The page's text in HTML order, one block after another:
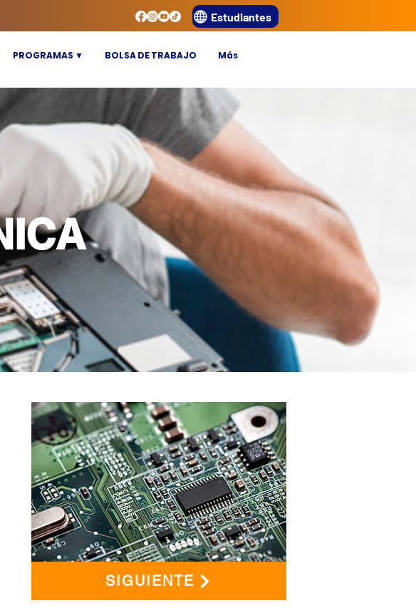
Estudiantes
PROGRAMAS ▼ BOLSA DE TRABAJO Más
SIGUIENTE